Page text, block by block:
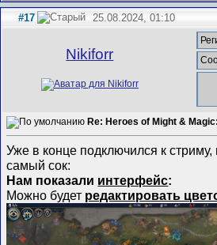
#17 25.08.2024, 01:10
Nikiforr
Re: Heroes of Might &
Уже в конце подключился к стриму,
самый сок:
Нам показали интерфейс:
Можно будет редактировать